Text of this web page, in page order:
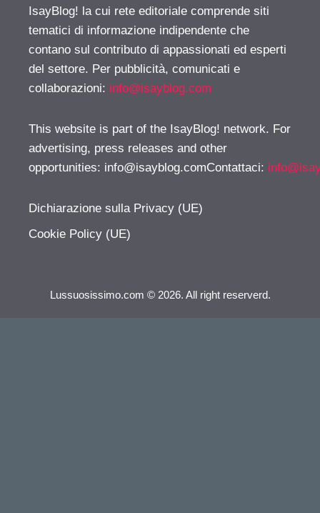
IsayBlog! la cui rete editoriale comprende siti
tematici di informazione indipendente che
contano sul contributo di appassionati ed esperti
del settore. Per pubblicità, comunicati e
collaborazioni: info@isayblog.com
This website is part of the IsayBlog! network. For
advertising, press releases and other
opportunities: info@isayblog.comContattaci:
Dichiarazione sulla Privacy (UE)
Cookie Policy (UE)
Lussuosissimo.com © 2026. All right reserverd.